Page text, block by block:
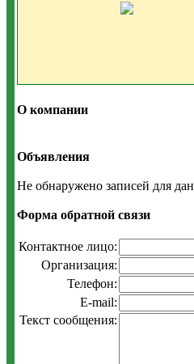
О компании
Объявления
Не обнаружено записей для
Форма обратной связи
Контактное лицо:
Организация:
Телефон:
E-mail:
Текст сообщения: